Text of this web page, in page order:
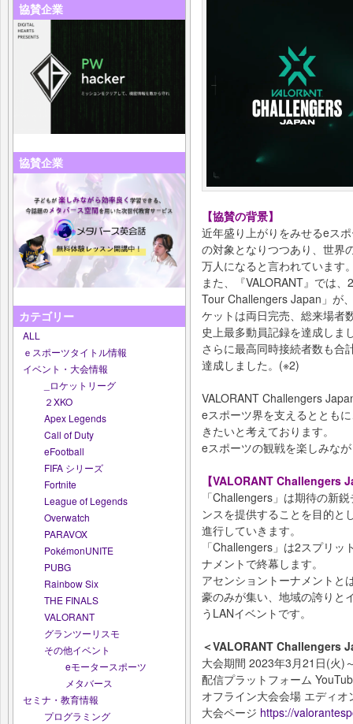
協賛企業
協賛企業
カテゴリー
ALL
ｅスポーツタイトル情報
イベント・大会情報
_ロケットリーグ
２XKO
Apex Legends
Call of Duty
eFootball
FIFA シリーズ
Fortnite
League of Legends
Overwatch
PARAVOX
PokémonUNITE
PUBG
Rainbow Six
THE FINALS
VALORANT
グランツーリスモ
その他イベント
eモータースポーツ
メタバース
セミナ・教育情報
プログラミング
【協賛の背景】
近年盛り上がりをみせるeス
の対象となりつつあり、世界
万人になると言われています
また、『VALORANT』では
Tour Challengers Japan」が
ケットは両日完売、総来場者
史上最多動員記録を達成しま
さらに最高同時接続者数も合
達成しました。(※2)
VALORANT Challengers
eスポーツ界を支えるととも
きたいと考えております。
eスポーツの観戦を楽しみな
【VALORANT Challengers
「Challengers」は期待の新
ンスを提供することを目的と
進行していきます。
「Challengers」は2スプリ
ナメントで終幕します。
アセンショントーナメントと
豪のみが集い、地域の誇りと
うLANイベントです。
＜VALORANT Challengers
大会期間 2023年3月21日(火)
配信プラットフォーム
オフライン大会会場 エディ
大会ページ https://